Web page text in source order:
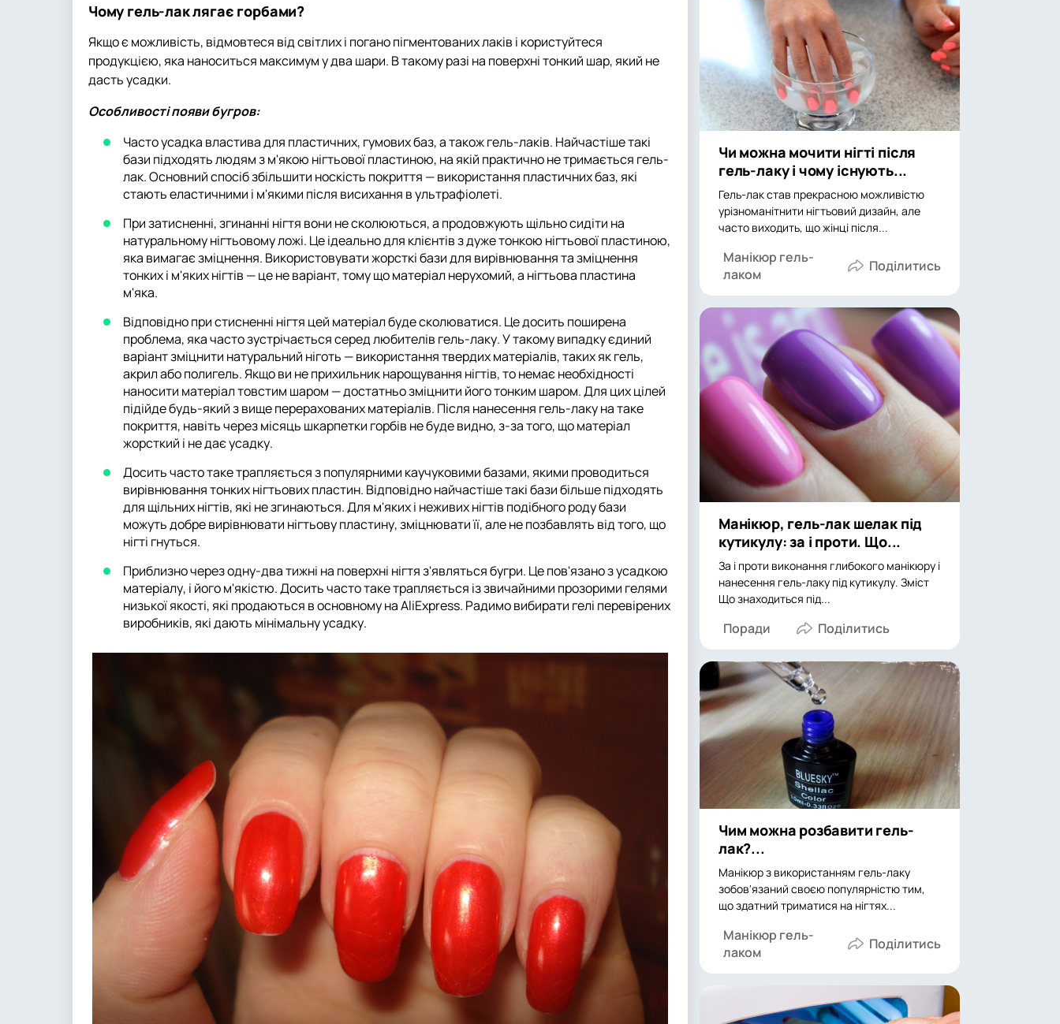
Чому гель-лак лягає горбами?
Якщо є можливість, відмовтеся від світлих і погано пігментованих лаків і користуйтеся
продукцією, яка наноситься максимум у два шари. В такому разі на поверхні тонкий шар, який не
дасть усадки.
Особливості появи бугров:
Часто усадка властива для пластичних, гумових баз, а також гель-лаків. Найчастіше такі
бази підходять людям з м'якою нігтьової пластиною, на якій практично не тримається гель-
лак. Основний спосіб збільшити носкість покриття — використання пластичних баз, які
стають еластичними і м'якими після висихання в ультрафіолеті.
При затисненні, згинанні нігтя вони не сколюються, а продовжують щільно сидіти на
натуральному нігтьовому ложі. Це ідеально для клієнтів з дуже тонкою нігтьової пластиною,
яка вимагає зміцнення. Використовувати жорсткі бази для вирівнювання та зміцнення
тонких і м'яких нігтів — це не варіант, тому що матеріал нерухомий, а нігтьова пластина
м'яка.
Відповідно при стисненні нігтя цей матеріал буде сколюватися. Це досить поширена
проблема, яка часто зустрічається серед любителів гель-лаку. У такому випадку єдиний
варіант зміцнити натуральний ніготь — використання твердих матеріалів, таких як гель,
акрил або полигель. Якщо ви не прихильник нарощування нігтів, то немає необхідності
наносити матеріал товстим шаром — достатньо зміцнити його тонким шаром. Для цих цілей
підійде будь-який з вище перерахованих матеріалів. Після нанесення гель-лаку на таке
покриття, навіть через місяць шкарпетки горбів не буде видно, з-за того, що матеріал
жорсткий і не дає усадку.
Досить часто таке трапляється з популярними каучуковими базами, якими проводиться
вирівнювання тонких нігтьових пластин. Відповідно найчастіше такі бази більше підходять
для щільних нігтів, які не згинаються. Для м'яких і неживих нігтів подібного роду бази
можуть добре вирівнювати нігтьову пластину, зміцнювати її, але не позбавлять від того, що
нігті гнуться.
Приблизно через одну-два тижні на поверхні нігтя з'являться бугри. Це пов'язано з усадкою
матеріалу, і його м'якістю. Досить часто таке трапляється із звичайними прозорими гелями
низької якості, які продаються в основному на AliExpress. Радимо вибирати гелі перевірених
виробників, які дають мінімальну усадку.
Чи можна мочити нігті після
гель-лаку і чому існують...
Гель-лак став прекрасною можливістю
урізноманітнити нігтьовий дизайн, але
часто виходить, що жінці після...
Манікюр гель-
лаком
Манікюр, гель-лак шелак під
кутикулу: за і проти. Що...
За і проти виконання глибокого манікюру і
нанесення гель-лаку під кутикулу. Зміст
Що знаходиться під...
Поради
Чим можна розбавити гель-
лак?...
Манікюр з використанням гель-лаку
зобов'язаний своєю популярністю тим,
що здатний триматися на нігтях...
Манікюр гель-
лаком